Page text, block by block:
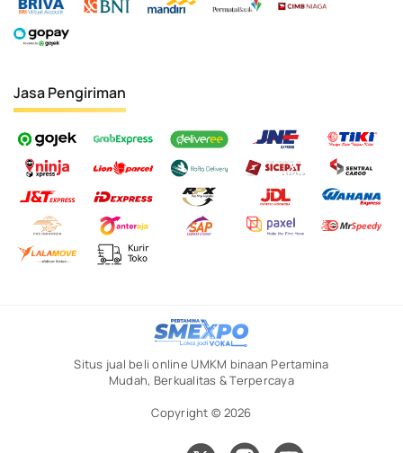
Jasa Pengiriman
Situs jual beli online UMKM binaan Pertamina
Mudah, Berkualitas & Terpercaya
Copyright © 2026